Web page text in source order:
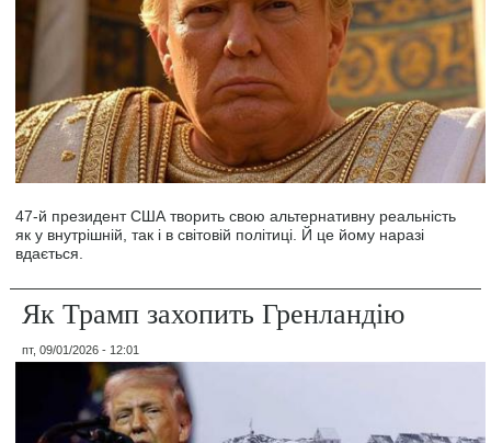
47-й президент США творить свою альтернативну реальність
як у внутрішній, так і в світовій політиці. Й це йому наразі
вдається.
Як Трамп захопить Гренландію
пт, 09/01/2026 - 12:01